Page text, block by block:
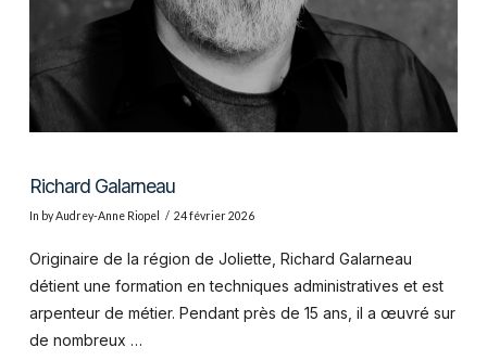
Richard Galarneau
In by Audrey-Anne Riopel 24 février 2026
Originaire de la région de Joliette, Richard Galarneau
détient une formation en techniques administratives et est
arpenteur de métier. Pendant près de 15 ans, il a œuvré sur
de nombreux …